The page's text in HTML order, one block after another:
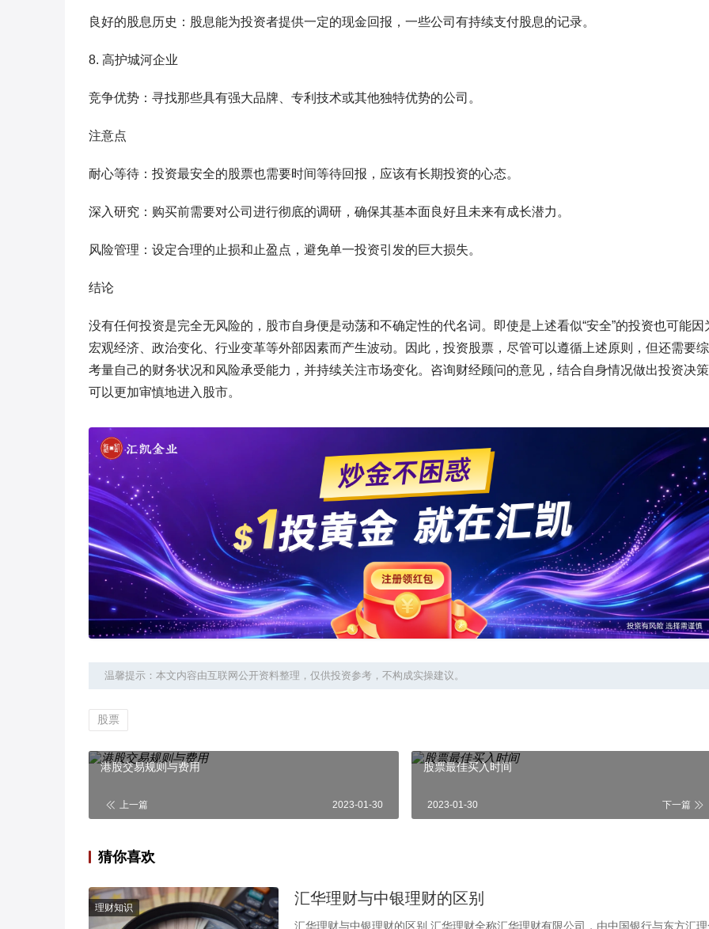
良好的股息历史：股息能为投资者提供一定的现金回报，一些公司有持续支付股息的记录。
8. 高护城河企业
竞争优势：寻找那些具有强大品牌、专利技术或其他独特优势的公司。
注意点
耐心等待：投资最安全的股票也需要时间等待回报，应该有长期投资的心态。
深入研究：购买前需要对公司进行彻底的调研，确保其基本面良好且未来有成长潜力。
风险管理：设定合理的止损和止盈点，避免单一投资引发的巨大损失。
结论
没有任何投资是完全无风险的，股市自身便是动荡和不确定性的代名词。即使是上述看似“安全”的投资也可能因
宏观经济、政治变化、行业变革等外部因素而产生波动。因此，投资股票，尽管可以遵循上述原则，但还需要
考量自己的财务状况和风险承受能力，并持续关注市场变化。咨询财经顾问的意见，结合自身情况做出投资决
可以更加审慎地进入股市。
温馨提示：本文内容由互联网公开资料整理，仅供投资参考，不构成实操建议。
股票
港股交易规则与费用
上一篇 2023-01-30
股票最佳买入时间
2023-01-30 下一篇
猜你喜欢
理财知识
汇华理财与中银理财的区别
汇华理财与中银理财的区别 汇华理财全称汇华理财有限公司，由中国银行与东方汇